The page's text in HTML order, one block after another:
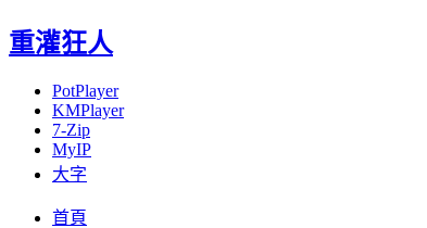
重灌狂人
PotPlayer
KMPlayer
7-Zip
MyIP
大字
首頁